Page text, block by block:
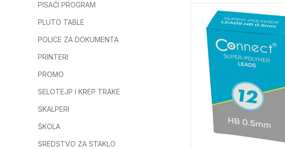
PISAĆI PROGRAM
PLUTO TABLE
POLICE ZA DOKUMENTA
PRINTERI
PROMO
SELOTEJP I KREP TRAKE
SKALPERI
ŠKOLA
SREDSTVO ZA STAKLO